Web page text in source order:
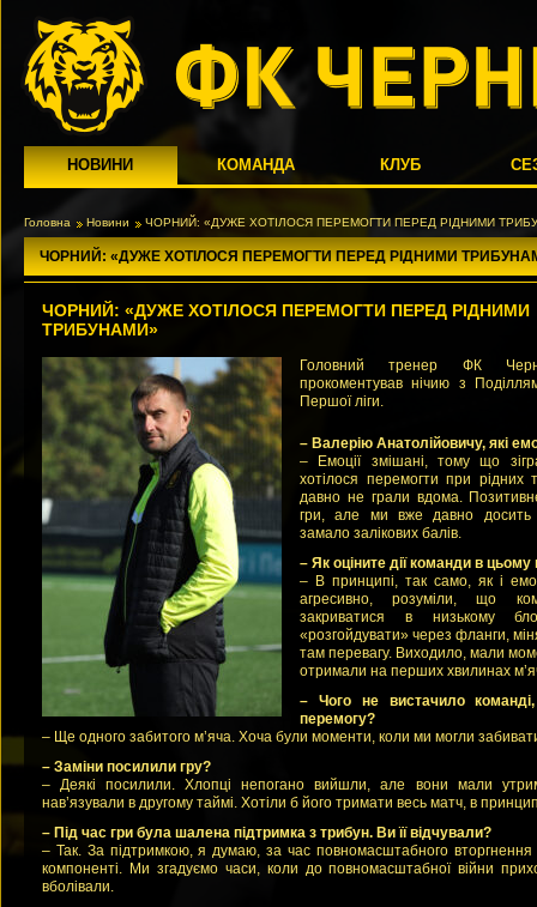
НОВИНИ КОМАНДА КЛУБ
Головна Новини ЧОРНИЙ: «ДУЖЕ ХОТІЛОСЯ ПЕРЕМОГТИ ПЕРЕД РІДНИМИ
ЧОРНИЙ: «ДУЖЕ ХОТІЛОСЯ ПЕРЕМОГТИ ПЕРЕД РІДНИМИ
ЧОРНИЙ: «ДУЖЕ ХОТІЛОСЯ ПЕРЕМОГТИ ПЕРЕД РІДНИМИ
ТРИБУНАМИ»
Головний тренер ФК
прокоментував нічию з
Першої ліги.
– Валерію Анатолійовичу, які
– Емоції змішані, тому що
хотілося перемогти при
давно не грали вдома.
гри, але ми вже давно досить
замало залікових балів.
– Як оціните дії команди в цьому
– В принципі, так само, як і
агресивно, розуміли, що
закриватися в низькому
«розгойдувати» через фланги,
там перевагу. Виходило, мали
отримали на перших хвилинах
– Чого не вистачило
перемогу?
– Ще одного забитого м’яча. Хоча були моменти, коли ми могли
– Заміни посилили гру?
– Деякі посилили. Хлопці непогано вийшли, але вони мали
нав’язували в другому таймі. Хотіли б його тримати весь матч, в
– Під час гри була шалена підтримка з трибун. Ви її відчували?
– Так. За підтримкою, я думаю, за час повномасштабного
компоненті. Ми згадуємо часи, коли до повномасштабної війни
вболівали.